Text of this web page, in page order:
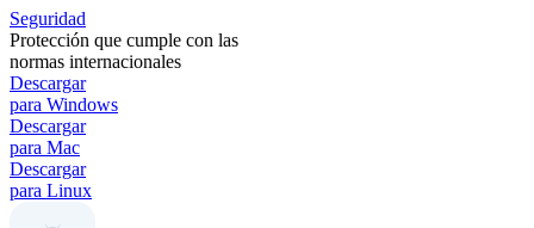
Seguridad
Protección que cumple con las
normas internacionales
Descargar
para Windows
Descargar
para Mac
Descargar
para Linux